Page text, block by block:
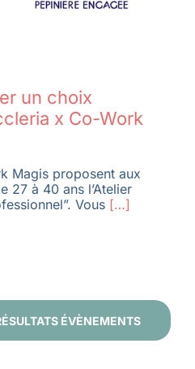
un choix
x Co-Work
Magis proposent aux
27 à 40 ans l’Atelier
Vous[…]
ÉVÈNEMENTS